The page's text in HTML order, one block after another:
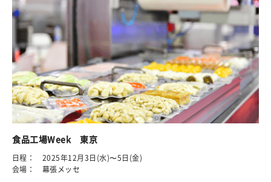
食品工場Week 東京
日程： 2025年12月3日(水)〜5日(金)
会場： 幕張メッセ